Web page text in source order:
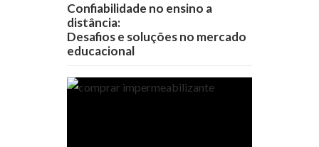
Confiabilidade no ensino a
distância:
Desafios e soluções no mercado
educacional